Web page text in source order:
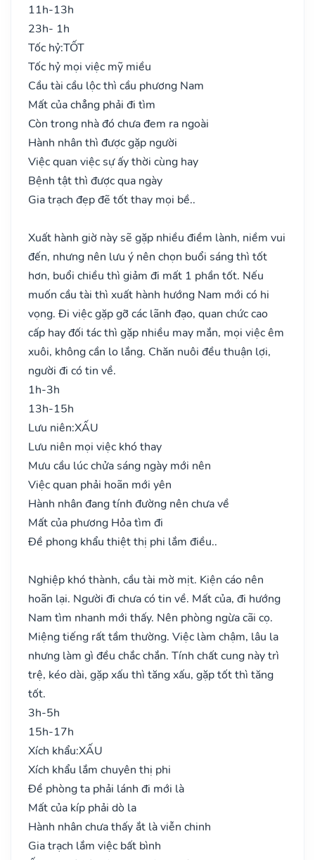
11h-13h
23h- 1h
Tốc hỷ:TỐT
Tốc hỷ mọi việc mỹ miều
Cầu tài cầu lộc thì cầu phương Nam
Mất của chẳng phải đi tìm
Còn trong nhà đó chưa đem ra ngoài
Hành nhân thì được gặp người
Việc quan việc sự ấy thời cùng hay
Bệnh tật thì được qua ngày
Gia trạch đẹp đẽ tốt thay mọi bề..
Xuất hành giờ này sẽ gặp nhiều điềm lành, niềm vui
đến, nhưng nên lưu ý nên chọn buổi sáng thì tốt
hơn, buổi chiều thì giảm đi mất 1 phần tốt. Nếu
muốn cầu tài thì xuất hành hướng Nam mới có hi
vọng. Đi việc gặp gỡ các lãnh đạo, quan chức cao
cấp hay đối tác thì gặp nhiều may mắn, mọi việc êm
xuôi, không cần lo lắng. Chăn nuôi đều thuận lợi,
người đi có tin về.
1h-3h
13h-15h
Lưu niên:XẤU
Lưu niên mọi việc khó thay
Mưu cầu lúc chửa sáng ngày mới nên
Việc quan phải hoãn mới yên
Hành nhân đang tính đường nên chưa về
Mất của phương Hỏa tìm đi
Đề phong khẩu thiệt thị phi lắm điều..
Nghiệp khó thành, cầu tài mờ mịt. Kiện cáo nên
hoãn lại. Người đi chưa có tin về. Mất của, đi hướng
Nam tìm nhanh mới thấy. Nên phòng ngừa cãi cọ.
Miệng tiếng rất tầm thường. Việc làm chậm, lâu la
nhưng làm gì đều chắc chắn. Tính chất cung này trì
trệ, kéo dài, gặp xấu thì tăng xấu, gặp tốt thì tăng
tốt.
3h-5h
15h-17h
Xích khẩu:XẤU
Xích khẩu lắm chuyên thị phi
Đề phòng ta phải lánh đi mới là
Mất của kíp phải dò la
Hành nhân chưa thấy ắt là viễn chinh
Gia trạch lắm việc bất bình